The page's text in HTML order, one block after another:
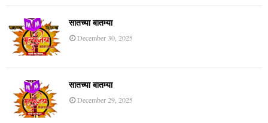
सातच्या बातम्या
December 30, 2025
सातच्या बातम्या
December 29, 2025